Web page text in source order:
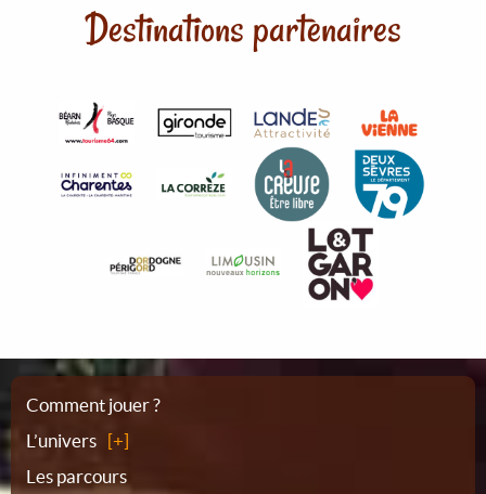
Destinations partenaires
Plan
du
Comment jouer ?
L’univers
Les parcours